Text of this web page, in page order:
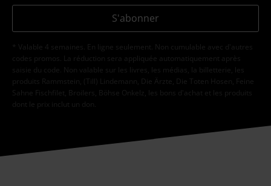
S'abonner
* Valable 4 semaines. En ligne seulement. Non cumulable avec d'autres
codes promos. La réduction sera appliquée automatiquement après
saisie du code. Non valable sur les livres, les médias, la billetterie, les
produits Rammstein, (Till) Lindemann, Die Ärzte, Die Toten Hosen, Feine
Sahne Fischfilet, Broilers, Böhse Onkelz, les bons d'achat et les produits
dont le prix inclut un don.